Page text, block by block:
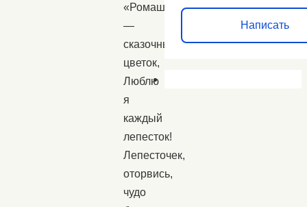
«Ромашка
—
сказочный
цветок,
Люблю
я
каждый
лепесток!
Лепесточек,
оторвись,
чудо
Написать